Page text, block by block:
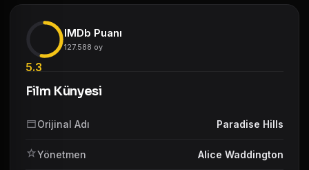
5.3
IMDb Puanı
127.588 oy
Film Künyesi
Orijinal Adı Paradise Hills
Yönetmen Alice Waddington